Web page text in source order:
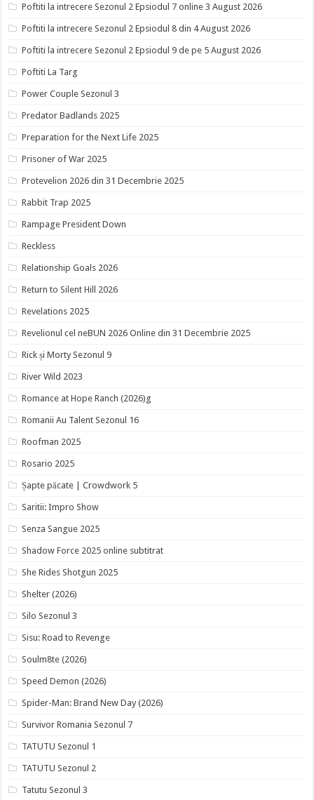
Poftiti la intrecere Sezonul 2 Epsiodul 7 online 3 August 2026
Poftiti la intrecere Sezonul 2 Epsiodul 8 din 4 August 2026
Poftiti la intrecere Sezonul 2 Epsiodul 9 de pe 5 August 2026
Poftiti La Targ
Power Couple Sezonul 3
Predator Badlands 2025
Preparation for the Next Life 2025
Prisoner of War 2025
Protevelion 2026 din 31 Decembrie 2025
Rabbit Trap 2025
Rampage President Down
Reckless
Relationship Goals 2026
Return to Silent Hill 2026
Revelations 2025
Revelionul cel neBUN 2026 Online din 31 Decembrie 2025
Rick și Morty Sezonul 9
River Wild 2023
Romance at Hope Ranch (2026)g
Romanii Au Talent Sezonul 16
Roofman 2025
Rosario 2025
Șapte păcate | Crowdwork 5
Saritii: Impro Show
Senza Sangue 2025
Shadow Force 2025 online subtitrat
She Rides Shotgun 2025
Shelter (2026)
Silo Sezonul 3
Sisu: Road to Revenge
Soulm8te (2026)
Speed Demon (2026)
Spider-Man: Brand New Day (2026)
Survivor Romania Sezonul 7
TATUTU Sezonul 1
TATUTU Sezonul 2
Tatutu Sezonul 3